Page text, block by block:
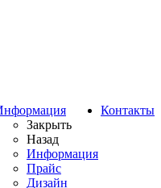
Закрыть
Назад
Информация
Прайс
Дизайн
Контакты